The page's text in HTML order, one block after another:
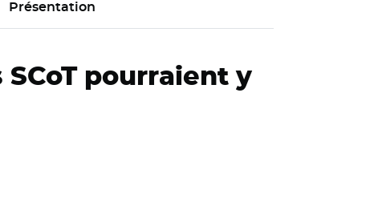
Présentation
pourraient y